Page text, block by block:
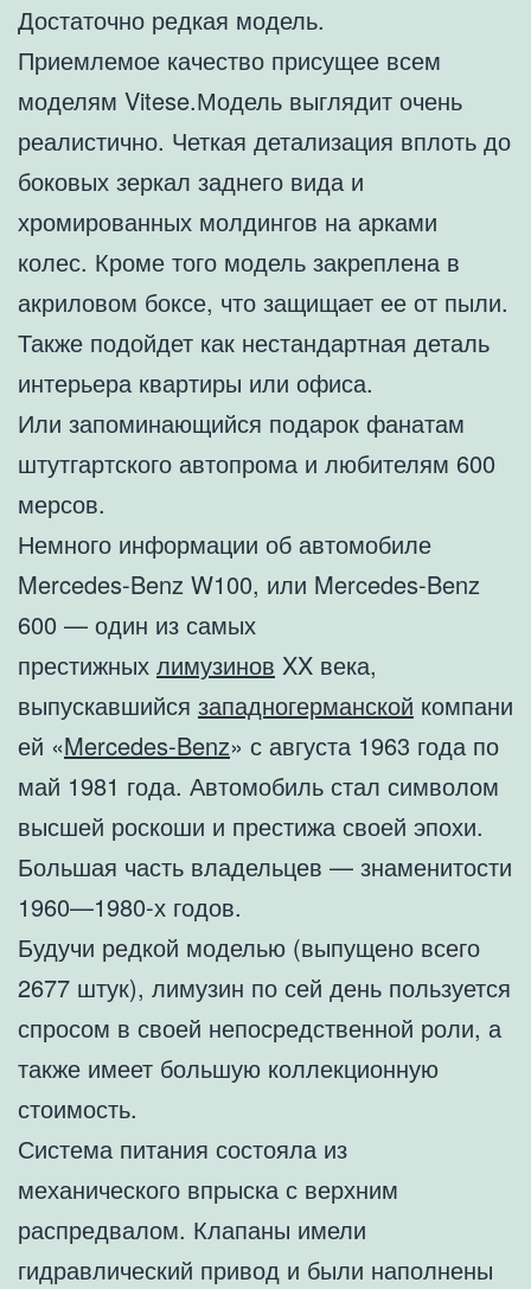
Достаточно редкая модель.
Приемлемое качество присущее всем
моделям Vitese.Модель выглядит очень
реалистично. Четкая детализация вплоть до
боковых зеркал заднего вида и
хромированных молдингов на арками
колес. Кроме того модель закреплена в
акриловом боксе, что защищает ее от пыли.
Также подойдет как нестандартная деталь
интерьера квартиры или офиса.
Или запоминающийся подарок фанатам
штутгартского автопрома и любителям 600
мерсов.
Немного информации об автомобиле
Mercedes-Benz W100, или Mercedes-Benz
600 — один из самых
престижных лимузинов XX века,
выпускавшийся западногерманской компани
ей «Mercedes-Benz» с августа 1963 года по
май 1981 года. Автомобиль стал символом
высшей роскоши и престижа своей эпохи.
Большая часть владельцев — знаменитости
1960—1980-х годов.
Будучи редкой моделью (выпущено всего
2677 штук), лимузин по сей день пользуется
спросом в своей непосредственной роли, а
также имеет большую коллекционную
стоимость.
Система питания состояла из
механического впрыска с верхним
распредвалом. Клапаны имели
гидравлический привод и были наполнены